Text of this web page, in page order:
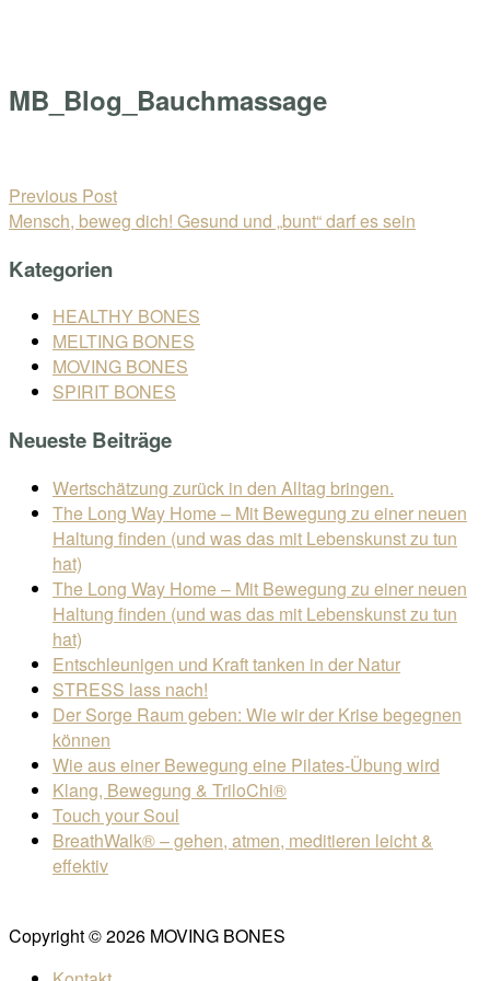
MB_Blog_Bauchmassage
Beitragsnavigation
Previous Post
Mensch, beweg dich! Gesund und „bunt“ darf es sein
Kategorien
HEALTHY BONES
MELTING BONES
MOVING BONES
SPIRIT BONES
Neueste Beiträge
Wertschätzung zurück in den Alltag bringen.
The Long Way Home – Mit Bewegung zu einer neuen
Haltung finden (und was das mit Lebenskunst zu tun
hat)
The Long Way Home – Mit Bewegung zu einer neuen
Haltung finden (und was das mit Lebenskunst zu tun
hat)
Entschleunigen und Kraft tanken in der Natur
STRESS lass nach!
Der Sorge Raum geben: Wie wir der Krise begegnen
können
Wie aus einer Bewegung eine Pilates-Übung wird
Klang, Bewegung & TriloChi®
Touch your Soul
BreathWalk® – gehen, atmen, meditieren leicht &
effektiv
Copyright © 2026 MOVING BONES